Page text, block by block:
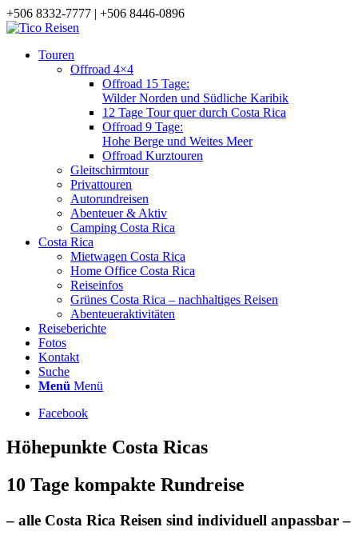
+506 8332-7777 | +506 8446-0896
Touren
Offroad 4×4
Offroad 15 Tage:
Wilder Norden und Südliche Karibik
12 Tage Tour quer durch Costa Rica
Offroad 9 Tage:
Hohe Berge und Weites Meer
Offroad Kurztouren
Gleitschirmtour
Privattouren
Autorundreisen
Abenteuer & Aktiv
Camping Costa Rica
Costa Rica
Mietwagen Costa Rica
Home Office Costa Rica
Reiseinfos
Grünes Costa Rica – nachhaltiges Reisen
Abenteueraktivitäten
Reiseberichte
Fotos
Kontakt
Suche
Menü Menü
Facebook
Höhepunkte Costa Ricas
10 Tage kompakte Rundreise
– alle Costa Rica Reisen sind individuell anpassbar –